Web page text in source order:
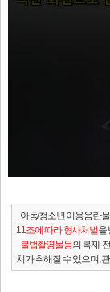
- 아동/청소년 이용음란
11조에 따라 형사처벌을
-불법촬영물등의 복제·
치가 취해질 수 있으며,